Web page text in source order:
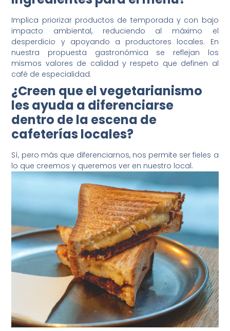
Implica priorizar productos de temporada y con bajo
impacto ambiental, reduciendo al máximo el
desperdicio y apoyando a productores locales. En
nuestra propuesta gastronómica se reflejan los
mismos valores de calidad y respeto que definen al
café de especialidad.
¿Creen que el vegetarianismo
les ayuda a diferenciarse
dentro de la escena de
cafeterías locales?
Sí, pero más que diferenciarnos, nos permite ser fieles a
lo que creemos y queremos ver en nuestro local.